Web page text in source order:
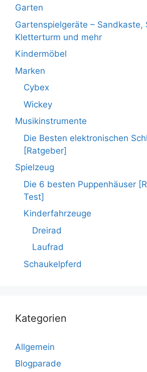
Garten
Gartenspielgeräte – Sandkaste,
Kletterturm und mehr
Kindermöbel
Marken
Cybex
Wickey
Musikinstrumente
Die Besten elektronischen
[Ratgeber]
Spielzeug
Die 6 besten Puppenhäuser
Test]
Kinderfahrzeuge
Dreirad
Laufrad
Schaukelpferd
Kategorien
Allgemein
Blogparade